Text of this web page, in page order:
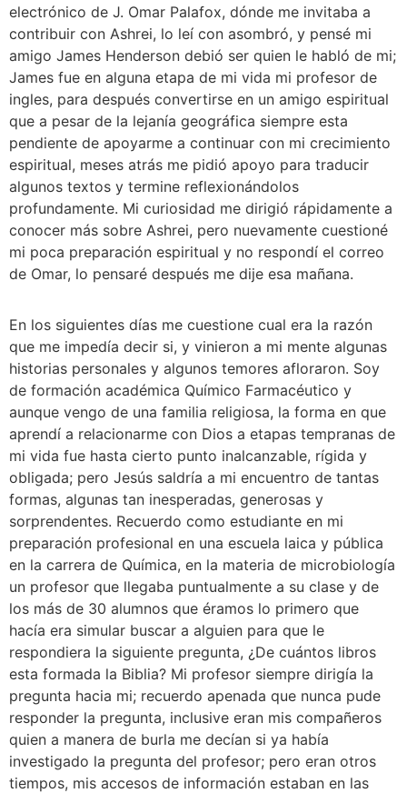
electrónico de J. Omar Palafox, dónde me invitaba a
contribuir con Ashrei, lo leí con asombró, y pensé mi
amigo James Henderson debió ser quien le habló de mi;
James fue en alguna etapa de mi vida mi profesor de
ingles, para después convertirse en un amigo espiritual
que a pesar de la lejanía geográfica siempre esta
pendiente de apoyarme a continuar con mi crecimiento
espiritual, meses atrás me pidió apoyo para traducir
algunos textos y termine reflexionándolos
profundamente. Mi curiosidad me dirigió rápidamente a
conocer más sobre Ashrei, pero nuevamente cuestioné
mi poca preparación espiritual y no respondí el correo
de Omar, lo pensaré después me dije esa mañana.
En los siguientes días me cuestione cual era la razón
que me impedía decir si, y vinieron a mi mente algunas
historias personales y algunos temores afloraron. Soy
de formación académica Químico Farmacéutico y
aunque vengo de una familia religiosa, la forma en que
aprendí a relacionarme con Dios a etapas tempranas de
mi vida fue hasta cierto punto inalcanzable, rígida y
obligada; pero Jesús saldría a mi encuentro de tantas
formas, algunas tan inesperadas, generosas y
sorprendentes. Recuerdo como estudiante en mi
preparación profesional en una escuela laica y pública
en la carrera de Química, en la materia de microbiología
un profesor que llegaba puntualmente a su clase y de
los más de 30 alumnos que éramos lo primero que
hacía era simular buscar a alguien para que le
respondiera la siguiente pregunta, ¿De cuántos libros
esta formada la Biblia? Mi profesor siempre dirigía la
pregunta hacia mi; recuerdo apenada que nunca pude
responder la pregunta, inclusive eran mis compañeros
quien a manera de burla me decían si ya había
investigado la pregunta del profesor; pero eran otros
tiempos, mis accesos de información estaban en las